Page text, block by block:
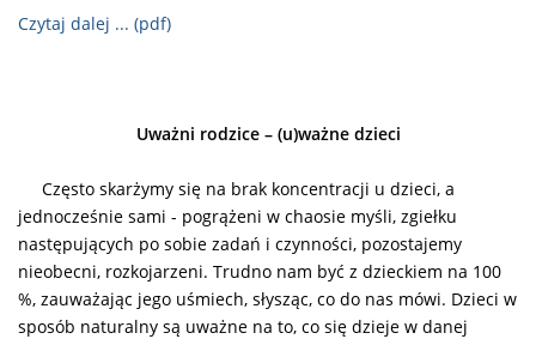
Czytaj dalej ... (pdf)
Uważni rodzice – (u)ważne dzieci
Często skarżymy się na brak koncentracji u dzieci, a
jednocześnie sami - pogrążeni w chaosie myśli, zgiełku
następujących po sobie zadań i czynności, pozostajemy
nieobecni, rozkojarzeni. Trudno nam być z dzieckiem na 100
%, zauważając jego uśmiech, słysząc, co do nas mówi. Dzieci w
sposób naturalny są uważne na to, co się dzieje w danej